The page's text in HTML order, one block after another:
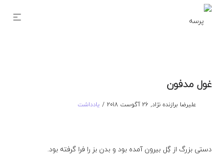
غول مدفون
توسطعلیرضا برازنده نژاد نوشته
26 آگوست 2018
ارسال
یادداشت
دستی بزرگ از گِل بیرون آمده بود و بدن بز را فرا گرفته بود.